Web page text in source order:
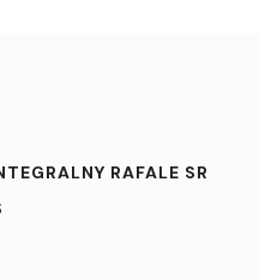
RAFALE SR